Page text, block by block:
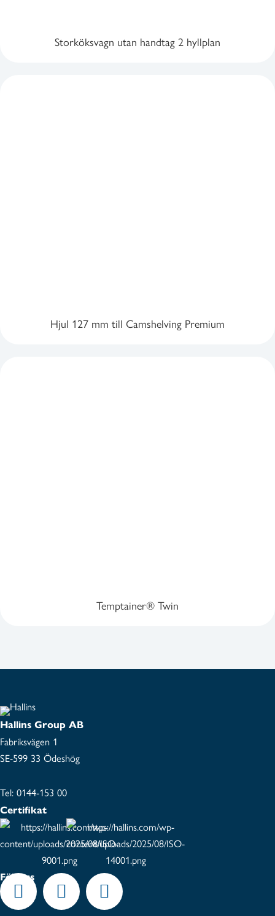
Storköksvagn utan handtag 2 hyllplan
Hjul 127 mm till Camshelving Premium
Temptainer® Twin
Hallins Group AB
Fabriksvägen 1
SE-599 33 Ödeshög
Tel: 0144-153 00
Certifikat
Följ oss